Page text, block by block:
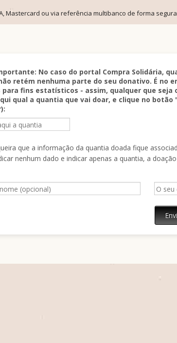
Mastercard ou via referência multibanco de forma